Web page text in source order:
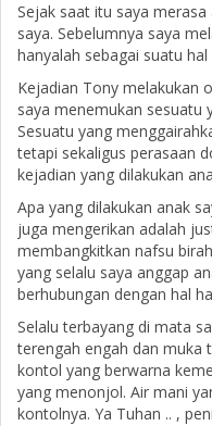
Sejak saat itu saya
saya. Sebelumnya saya
hanyalah sebagai suatu
Kejadian Tony melakukan
saya menemukan sesuatu
Sesuatu yang
tetapi sekaligus perasaan
kejadian yang dilakukan
Apa yang dilakukan anak
juga mengerikan adalah
membangkitkan nafsu
yang selalu saya anggap
berhubungan dengan hal
Selalu terbayang di mata
terengah engah dan muka
kontol yang berwarna
yang menonjol. Air mani
kontolnya. Ya Tuhan .. ,